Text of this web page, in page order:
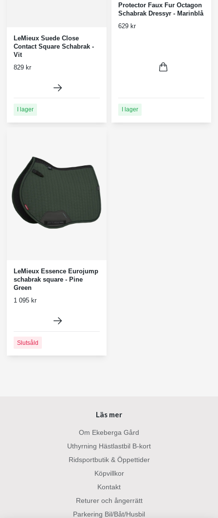
LeMieux Suede Close
Contact Square Schabrak -
Vit
829 kr
I lager
Protector Faux Fur Octagon
Schabrak Dressyr - Marinblå
629 kr
I lager
LeMieux Essence Eurojump
schabrak square - Pine
Green
1 095 kr
Slutsåld
Läs mer
Om Ekeberga Gård
Uthyrning Hästlastbil B-kort
Ridsportbutik & Öppettider
Köpvillkor
Kontakt
Returer och ångerrätt
Parkering Bil/Båt/Husbil